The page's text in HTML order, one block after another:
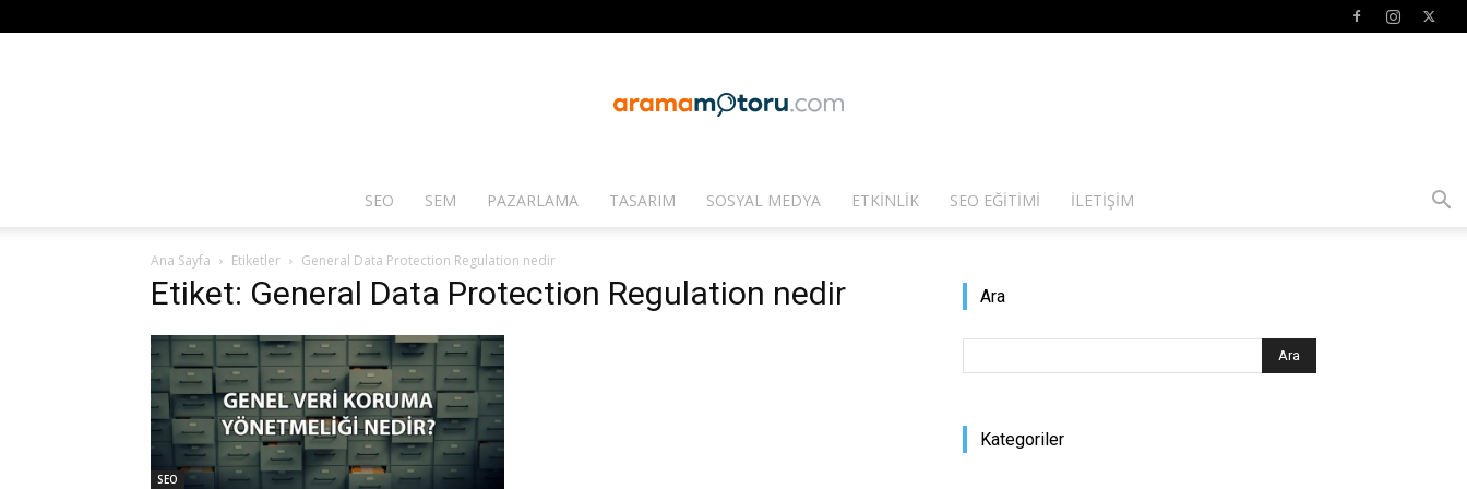
Arama
SEO SEM PAZARLAMA TASARIM SOSYAL MEDYA ETKINLIK SEO EĞITIMI İLETIŞIM
Ana Sayfa Etiketler General Data Protection Regulation nedir
Etiket: General Data Protection Regulation nedir
SEO
Ara
Kategoriler